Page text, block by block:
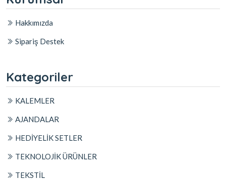
Hakkımızda
Sipariş Destek
Kategoriler
KALEMLER
AJANDALAR
HEDİYELİK SETLER
TEKNOLOJİK ÜRÜNLER
TEKSTİL